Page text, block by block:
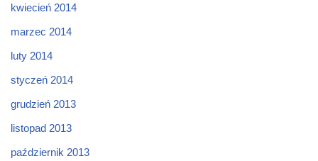
kwiecień 2014
marzec 2014
luty 2014
styczeń 2014
grudzień 2013
listopad 2013
październik 2013